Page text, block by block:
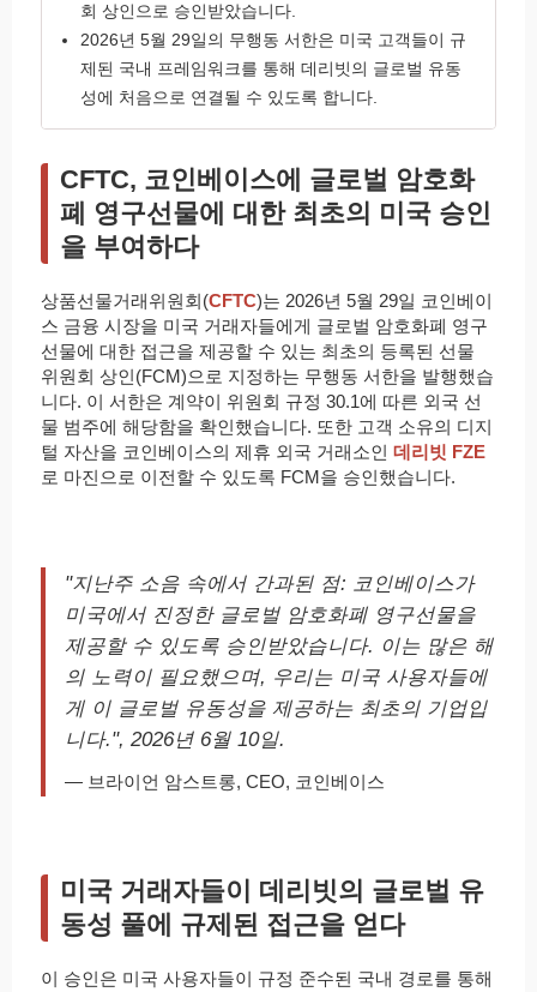
회 상인으로 승인받았습니다.
2026년 5월 29일의 무행동 서한은 미국 고객들이 규
제된 국내 프레임워크를 통해 데리빗의 글로벌 유동
성에 처음으로 연결될 수 있도록 합니다.
CFTC, 코인베이스에 글로벌 암호화
폐 영구선물에 대한 최초의 미국 승인
을 부여하다
상품선물거래위원회(CFTC)는 2026년 5월 29일 코인베이
스 금융 시장을 미국 거래자들에게 글로벌 암호화폐 영구
선물에 대한 접근을 제공할 수 있는 최초의 등록된 선물
위원회 상인(FCM)으로 지정하는 무행동 서한을 발행했습
니다. 이 서한은 계약이 위원회 규정 30.1에 따른 외국 선
물 범주에 해당함을 확인했습니다. 또한 고객 소유의 디지
털 자산을 코인베이스의 제휴 외국 거래소인 데리빗 FZE
로 마진으로 이전할 수 있도록 FCM을 승인했습니다.
"지난주 소음 속에서 간과된 점: 코인베이스가
미국에서 진정한 글로벌 암호화폐 영구선물을
제공할 수 있도록 승인받았습니다. 이는 많은 해
의 노력이 필요했으며, 우리는 미국 사용자들에
게 이 글로벌 유동성을 제공하는 최초의 기업입
니다.", 2026년 6월 10일.
— 브라이언 암스트롱, CEO, 코인베이스
미국 거래자들이 데리빗의 글로벌 유
동성 풀에 규제된 접근을 얻다
이 승인은 미국 사용자들이 규정 준수된 국내 경로를 통해